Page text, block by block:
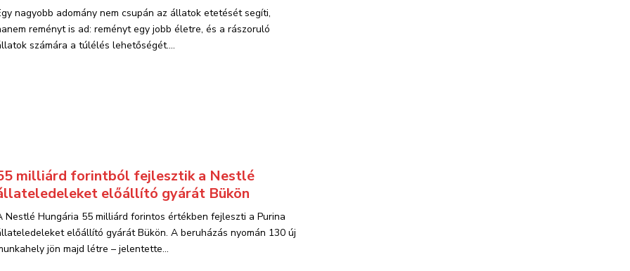
nagyobb adomány nem csupán az állatok etetését segíti,
reményt is ad: reményt egy jobb életre, és a rászoruló
számára a túlélés lehetőségét....
milliárd forintból fejlesztik a Nestlé
előállító gyárát Bükön
Nestlé Hungária 55 milliárd forintos értékben fejleszti a Purina
előállító gyárát Bükön. A beruházás nyomán 130 új
jön majd létre – jelentette...